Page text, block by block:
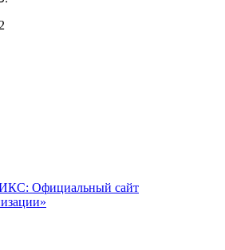
Официальный сайт